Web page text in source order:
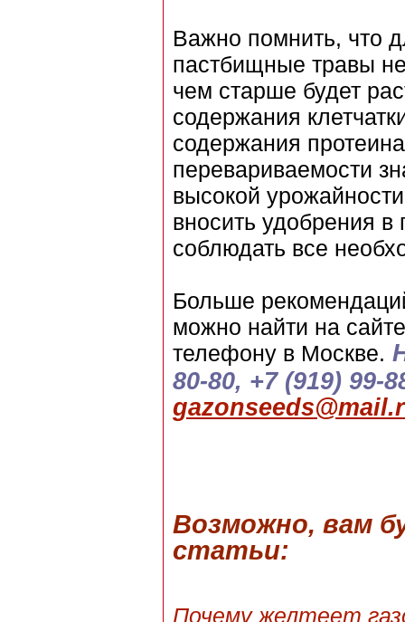
Важно помнить, что
пастбищные травы
чем старше будет
содержания
содержания
перевариваемости
высокой
вносить удобрения в
соблюдать все
Больше
можно найти на
телефону в Москве.
80-80, +7 (919) 99-
Возможно, вам
статьи:
Почему желтеет